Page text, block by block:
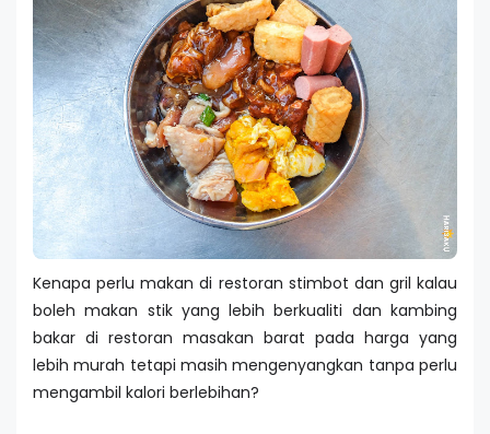
Kenapa perlu makan di restoran stimbot dan gril kalau
boleh makan stik yang lebih berkualiti dan kambing
bakar di restoran masakan barat pada harga yang
lebih murah tetapi masih mengenyangkan tanpa perlu
mengambil kalori berlebihan?